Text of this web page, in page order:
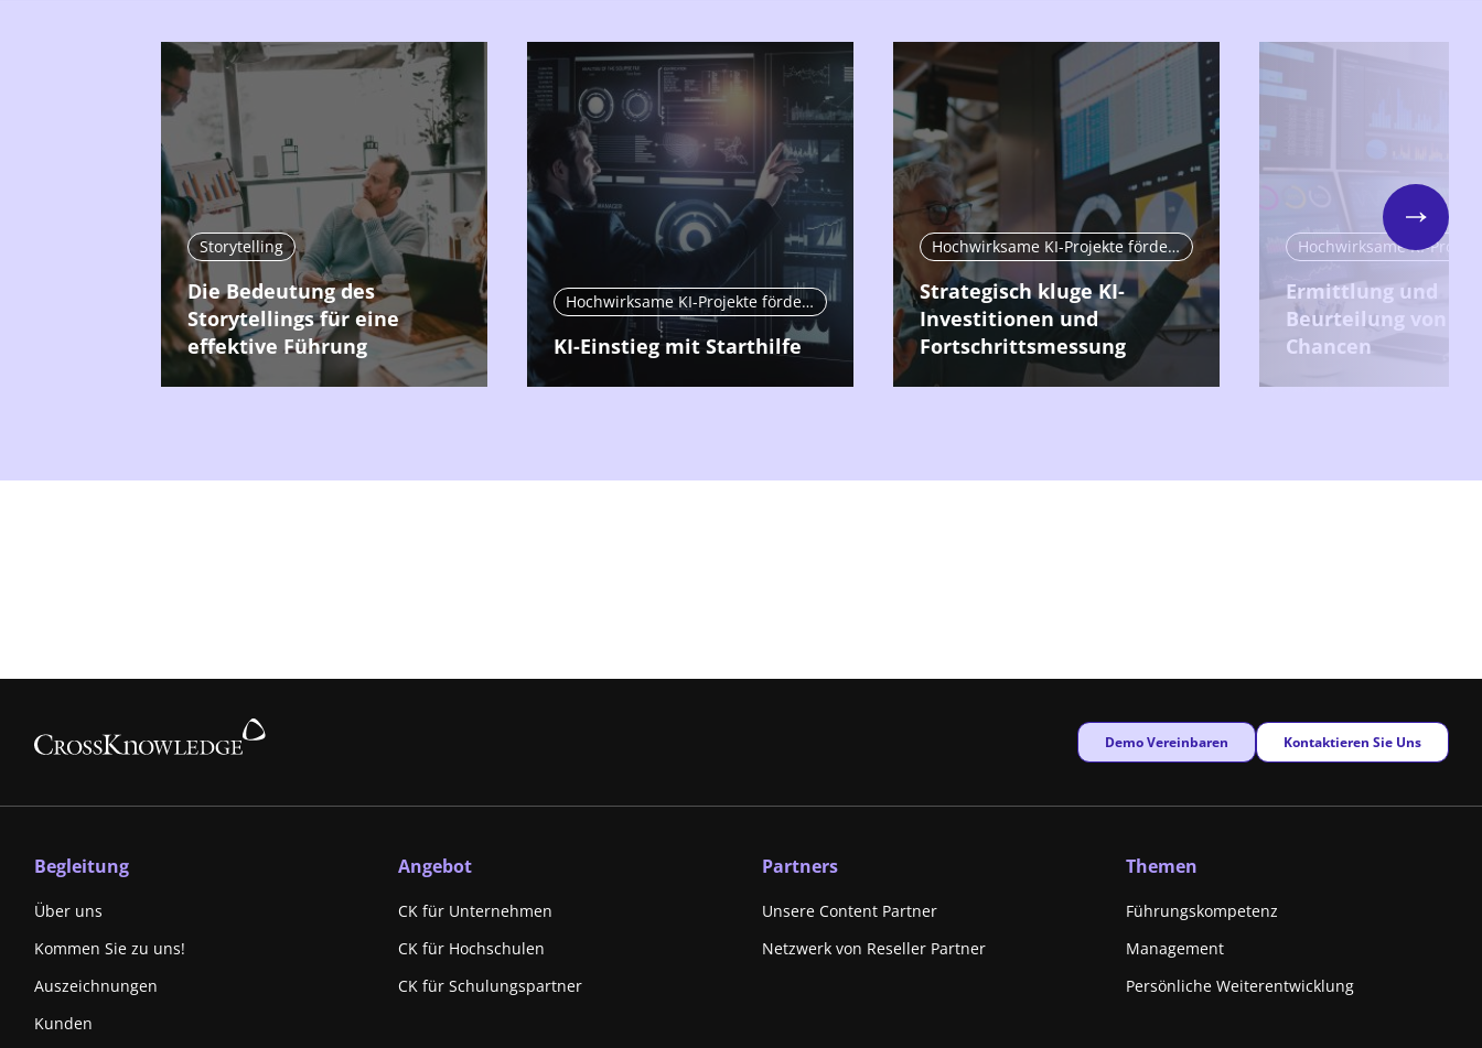
Storytelling
Die Bedeutung des
Storytellings für eine
effektive Führung
Hochwirksame KI-Projekte fördern
KI-Einstieg mit Starthilfe
Hochwirksame KI-Projekte fördern
Strategisch kluge KI-
Investitionen und
Fortschrittsmessung
Ermittlung und
Beurteilung von KI-
Chancen
Next
New window
Demo Vereinbaren New window
Kontaktieren Sie Uns
Begleitung
Über uns
Kommen Sie zu uns!
Auszeichnungen
Kunden
Angebot
CK für Unternehmen
CK für Hochschulen
CK für Schulungspartner
Partners
Unsere Content Partner
Netzwerk von Reseller Partner
Themen
Führungskompetenz
Management
Persönliche Weiterentwicklung